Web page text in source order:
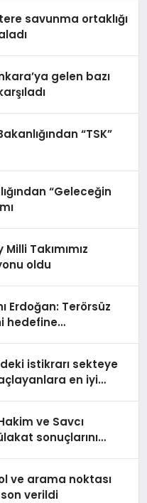
savunma ortaklığı
gelen bazı
“TSK”
“Geleceğin
Milli Takımımız
oldu
Erdoğan: Terörsüz
hedefine
istikrarı sekteye
en iyi
ve Savcı
sonuçlarını
ve arama noktası
verildi